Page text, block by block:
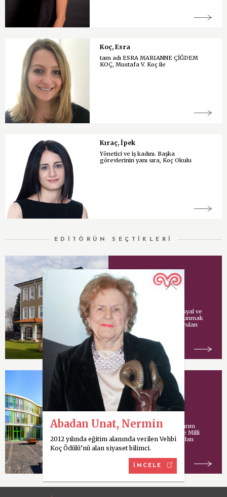
Koç, Esra
tam adı ESRA MARIANNE ÇİĞDEM
KOÇ, Mustafa V. Koç ile
Kıraç, İpek
Yönetici ve iş kadını. Başka
görevlerinin yanı sıra, Koç Okulu
EDİTÖRÜN SEÇTİKLERİ
Vehbi Koç Vakfı
Vehbi Koç tarafından sosyal ve
kültürel hizmetlerde bulunmak
amacıyla İstanbul’da kurulan
vakıf.
Koç Model Okulu
Uluslararası mimari tasarım
şirketi Cannon Design ve Milli
Eğitim Bakanlığı tarafından
ortaklaşa yürütülen
Abadan Unat, Nermin
2012 yılında eğitim alanında verilen Vehbi
Koç Ödülü’nü alan siyaset bilimci.
İNCELE